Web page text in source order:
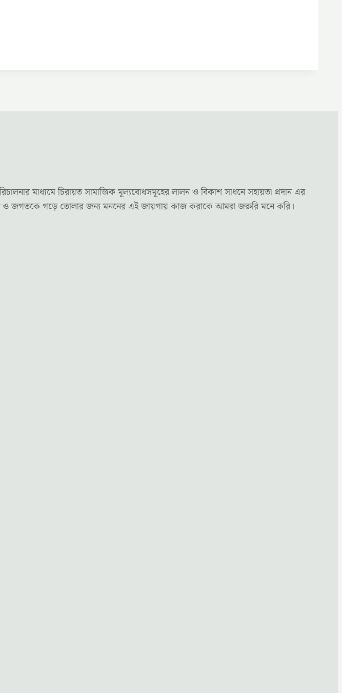
মাধ্যমে চিরায়ত সামাজিক মূল্যবোধসমূহের লালন ও বিকাশ সাধনে সহায়তা প্রদান এর
ও জগতকে গড়ে তোলার জন্য মননের এই জায়গায় কাজ করাকে আমরা জরুরি মনে করি।